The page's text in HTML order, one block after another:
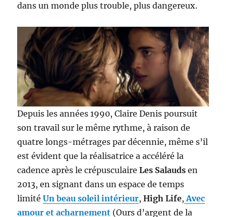
dans un monde plus trouble, plus dangereux.
Depuis les années 1990, Claire Denis poursuit
son travail sur le même rythme, à raison de
quatre longs-métrages par décennie, même s’il
est évident que la réalisatrice a accéléré la
cadence après le crépusculaireLes Salaudsen
2013, en signant dans un espace de temps
limité Un beau soleil intérieur,High Life, Avec
amour et acharnement (Ours d’argent de la